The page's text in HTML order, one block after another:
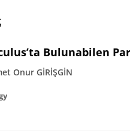
Bulunabilen
Onur GİRİŞGİN